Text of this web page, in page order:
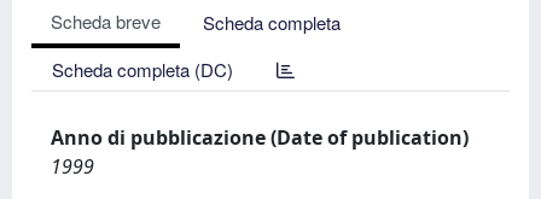
Scheda breve
Scheda completa
Scheda completa (DC)
Anno di pubblicazione (Date of publication)
1999